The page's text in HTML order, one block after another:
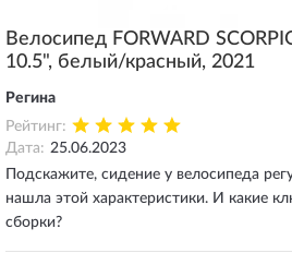
Велосипед FORWARD
10.5", белый/красный, 2021
Регина
Рейтинг:
Дата: 25.06.2023
Подскажите, сидение у велосипеда
нашла этой характеристики. И какие
сборки?